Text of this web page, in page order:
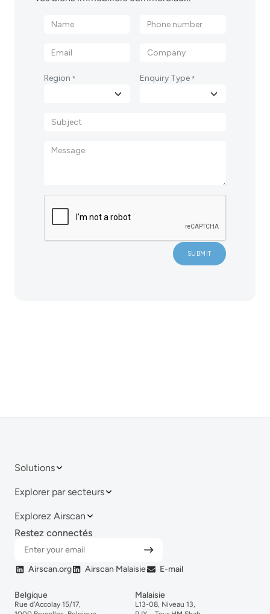
Solutions
Explorer par secteurs
Explorez Airscan
Restez connectés
Airscan.org Airscan Malaisie E-mail
Belgique
Rue d'Accolay 15/17,
Malaisie
L13-08, Niveau 13,